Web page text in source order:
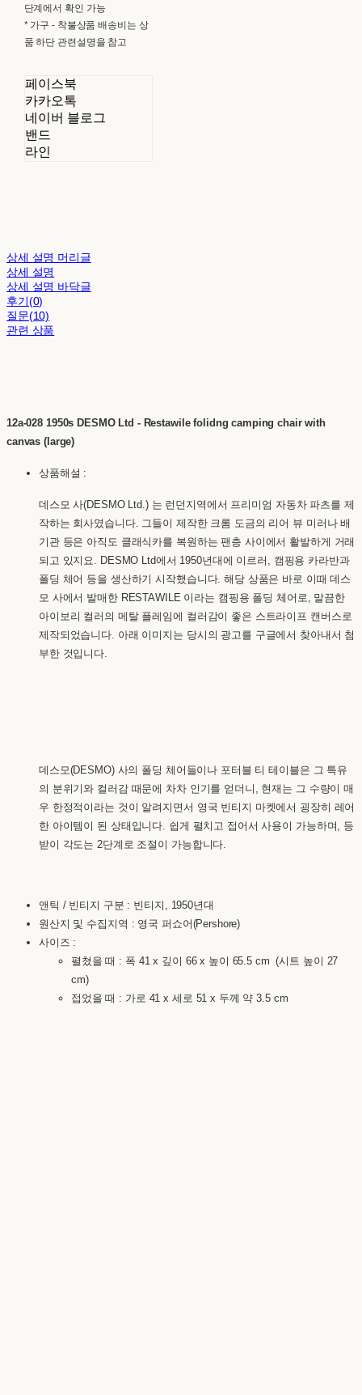
단계에서 확인 가능
* 가구 - 착불상품 배송비는 상
품 하단 관련설명을 참고
페이스북
카카오톡
네이버 블로그
밴드
라인
상세 설명 머리글
상세 설명
상세 설명 바닥글
후기(0)
질문(10)
관련 상품
12a-028 1950s DESMO Ltd - Restawile folidng camping chair with
canvas (large)
상품해설 :
데스모 사(DESMO Ltd.) 는 런던지역에서 프리미엄 자동차 파츠를 제
작하는 회사였습니다. 그들이 제작한 크롬 도금의 리어 뷰 미러나 배
기관 등은 아직도 클래식카를 복원하는 팬층 사이에서 활발하게 거래
되고 있지요. DESMO Ltd에서 1950년대에 이르러, 캠핑용 카라반과
폴딩 체어 등을 생산하기 시작했습니다. 해당 상품은 바로 이때 데스
모 사에서 발매한 RESTAWILE 이라는 캠핑용 폴딩 체어로, 말끔한
아이보리 컬러의 메탈 플레임에 컬러감이 좋은 스트라이프 캔버스로
제작되었습니다. 아래 이미지는 당시의 광고를 구글에서 찾아내서 첨
부한 것입니다.
데스모(DESMO) 사의 폴딩 체어들이나 포터블 티 테이블은 그 특유
의 분위기와 컬러감 때문에 차차 인기를 얻더니, 현재는 그 수량이 매
우 한정적이라는 것이 알려지면서 영국 빈티지 마켓에서 굉장히 레어
한 아이템이 된 상태입니다. 쉽게 펼치고 접어서 사용이 가능하며, 등
받이 각도는 2단계로 조절이 가능합니다.
앤틱 / 빈티지 구분 : 빈티지, 1950년대
원산지 및 수집지역 : 영국 퍼쇼어(Pershore)
사이즈 :
펼쳤을 때 : 폭 41 x 깊이 66 x 높이 65.5 cm (시트 높이 27
cm)
접었을 때 : 가로 41 x 세로 51 x 두께 약 3.5 cm